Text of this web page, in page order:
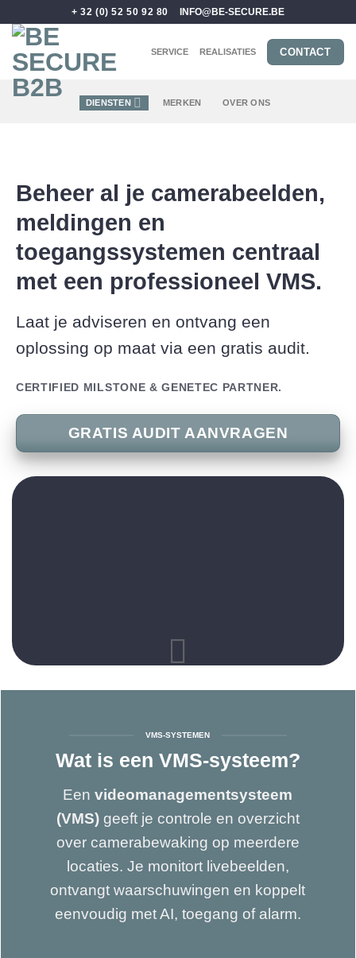
content
+ 32 (0) 52 50 92 80 INFO@BE-SECURE.BE
SERVICE REALISATIES CONTACT
DIENSTEN MERKEN OVER ONS
Beheer al je camerabeelden,
meldingen en
toegangssystemen centraal
met een professioneel VMS.
Laat je adviseren en ontvang een
oplossing op maat via een gratis audit.
CERTIFIED MILSTONE & GENETEC PARTNER.
GRATIS AUDIT AANVRAGEN
VMS-SYSTEMEN
Wat is een VMS-systeem?
Eenvideomanagementsysteem
(VMS) geeft je controle en overzicht
over camerabewaking op meerdere
locaties. Je monitort livebeelden,
ontvangt waarschuwingen en koppelt
eenvoudig met AI, toegang of alarm.